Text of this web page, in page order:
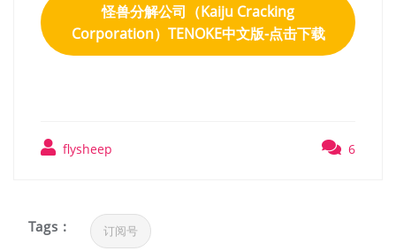
怪兽分解公司（Kaiju Cracking
Corporation）TENOKE中文版-点击下载
flysheep 6
Tags : 订阅号